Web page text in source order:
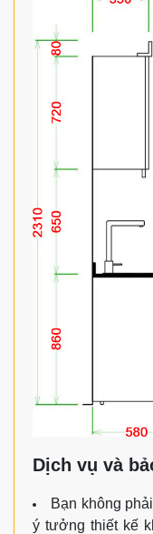
Dịch vụ và
Bạn không
ý tưởng thiết kế